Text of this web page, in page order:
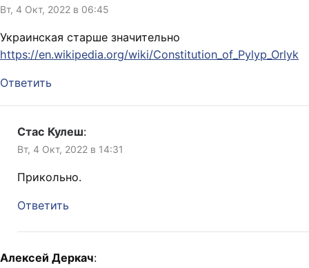
Вт, 4 Окт, 2022 в 06:45
Украинская старше значительно
https://en.wikipedia.org/wiki/Constitution_of_Pylyp_Orlyk
Ответить
Стас Кулеш:
Вт, 4 Окт, 2022 в 14:31
Прикольно.
Ответить
Алексей Деркач: